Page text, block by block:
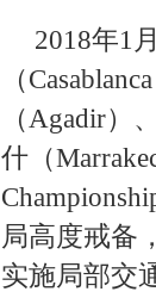
2018年1
（
（Agadir）
什（
局高度戒备
实施局部交